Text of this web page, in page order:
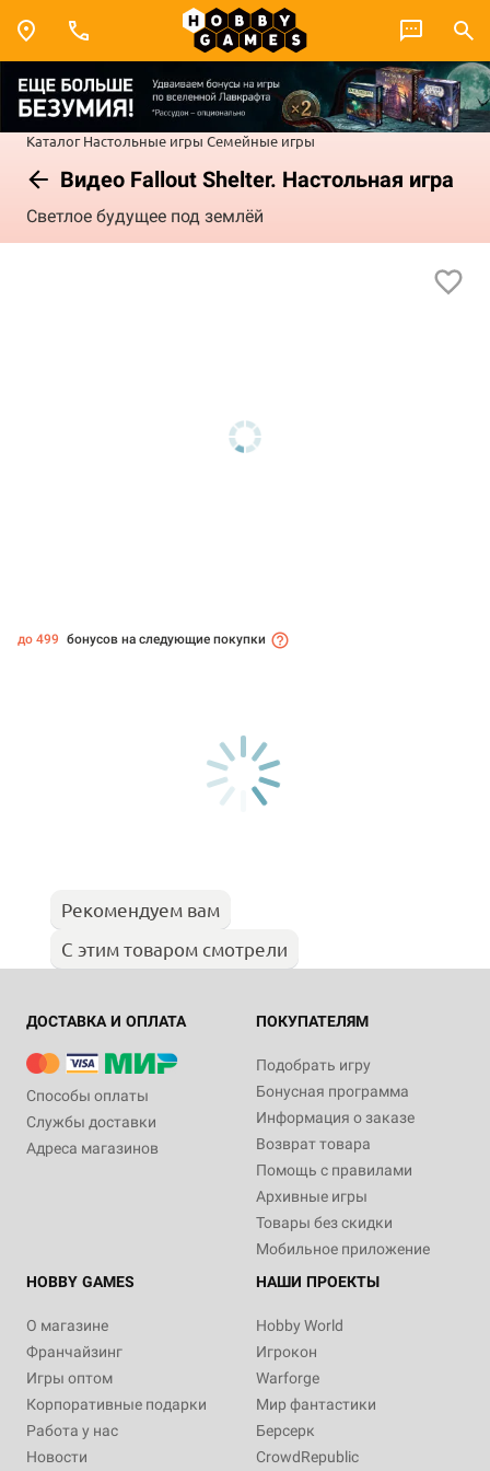
Каталог Настольные игры Семейные игры
Видео Fallout Shelter. Настольная игра
Светлое будущее под землёй
до 499 бонусов на следующие покупки
Рекомендуем вам
С этим товаром смотрели
ДОСТАВКА И ОПЛАТА
Способы оплаты
Службы доставки
Адреса магазинов
ПОКУПАТЕЛЯМ
Подобрать игру
Бонусная программа
Информация о заказе
Возврат товара
Помощь с правилами
Архивные игры
Товары без скидки
Мобильное приложение
HOBBY GAMES
О магазине
Франчайзинг
Игры оптом
Корпоративные подарки
Работа у нас
Новости
НАШИ ПРОЕКТЫ
Hobby World
Игрокон
Warforge
Мир фантастики
Берсерк
CrowdRepublic